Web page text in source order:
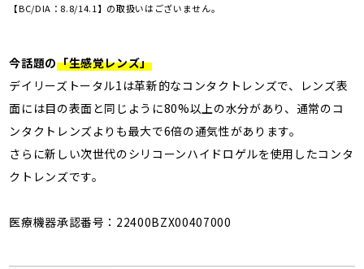
【BC/DIA：8.8/14.1】の取扱いはございません。
今話題の「生感覚レンズ」
デイリーズトータル1は革新的なコンタクトレンズで、レンズ表
面には目の表面と同じように80%以上の水分があり、通常のコ
ンタクトレンズよりも最大で6倍の通気性があります。
さらに新しい次世代のシリコーンハイドロゲルを使用したコンタ
クトレンズです。
医療機器承認番号：22400BZX00407000